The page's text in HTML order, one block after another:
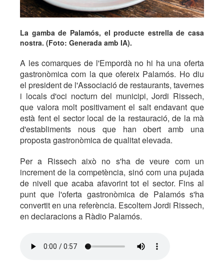
La gamba de Palamós, el producte estrella de casa
nostra. (Foto: Generada amb IA).
A les comarques de l'Empordà no hi ha una oferta
gastronòmica com la que ofereix Palamós. Ho diu
el president de l'Associació de restaurants, tavernes
i locals d'oci nocturn del municipi, Jordi Rissech,
que valora molt positivament el salt endavant que
està fent el sector local de la restauració, de la mà
d'establiments nous que han obert amb una
proposta gastronòmica de qualitat elevada.
Per a Rissech això no s'ha de veure com un
increment de la competència, sinó com una pujada
de nivell que acaba afavorint tot el sector. Fins al
punt que l'oferta gastronòmica de Palamós s'ha
convertit en una referència. Escoltem Jordi Rissech,
en declaracions a Ràdio Palamós.